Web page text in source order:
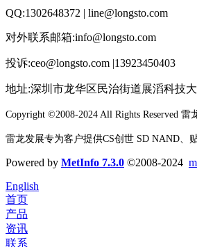
QQ:1302648372 | line@longsto.com
对外联系邮箱:info@longsto.com
投诉:ceo@longsto.com |13923450403
地址:深圳市龙华区民治街道展滔科技
Copyright ©2008-2024 All Rights Reserved 雷
雷龙发展专为客户提供CS创世 SD NAND、
Powered by MetInfo 7.3.0 ©2008-2024
English
首页
产品
资讯
联系